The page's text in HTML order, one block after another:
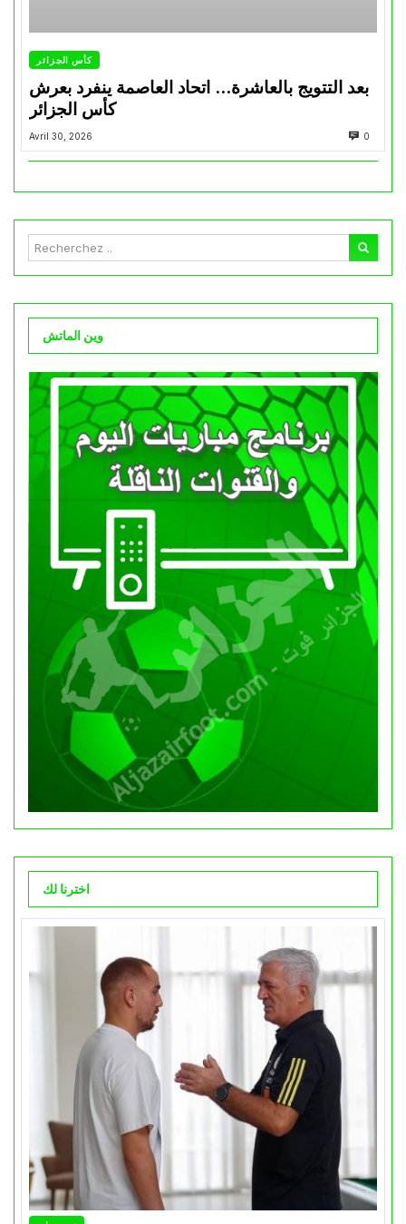
كأس الجزائر
بعد التتويج بالعاشرة… اتحاد العاصمة ينفرد بعرش
كأس الجزائر
Avril 30, 2026 0
وين الماتش
اخترنا لك